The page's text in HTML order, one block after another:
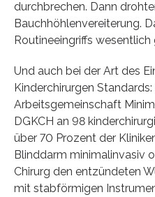
durchbrechen. Dann
Bauchhöhlenvereiterung.
Routineeingriffs wesentlich
Und auch bei der Art des
Kinderchirurgen
Arbeitsgemeinschaft
DGKCH an 98
über 70 Prozent der
Blinddarm minimalinvasiv
Chirurg den entzündeten
mit stabförmigen